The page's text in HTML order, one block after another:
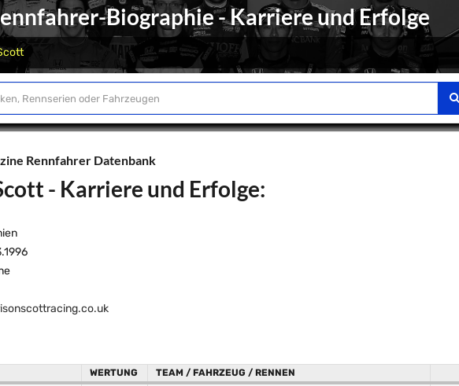
Biographie - Karriere und Erfolge
Rennfahrer Datenbank
- Karriere und Erfolge:
WERTUNG TEAM / FAHRZEUG / RENNEN